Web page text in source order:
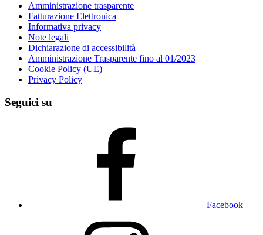
Amministrazione trasparente
Fatturazione Elettronica
Informativa privacy
Note legali
Dichiarazione di accessibilità
Amministrazione Trasparente fino al 01/2023
Cookie Policy (UE)
Privacy Policy
Seguici su
Facebook